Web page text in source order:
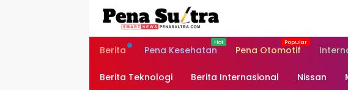
Berita
Pena Kesehatan Pena Otomotif
Berita Teknologi Berita Internasional Nissan